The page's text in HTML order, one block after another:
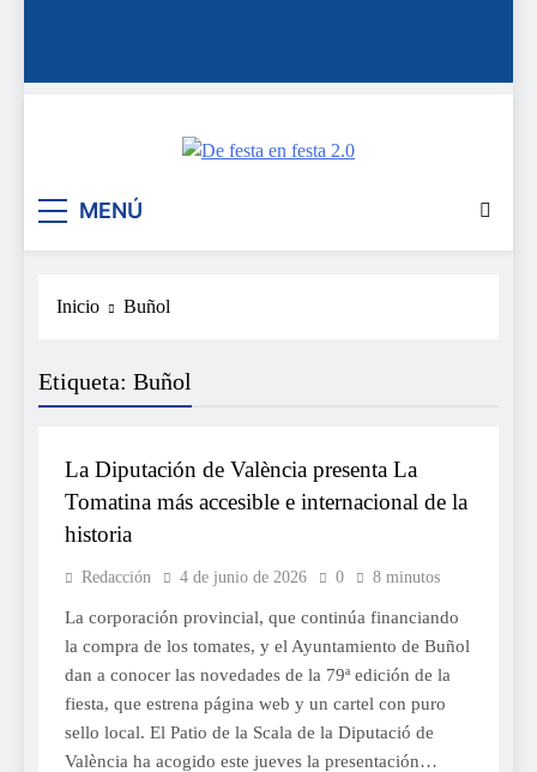
MENÚ
Inicio Buñol
Etiqueta: Buñol
FESTES
La Diputación de València presenta La
Tomatina más accesible e internacional de la
historia
Redacción 4 de junio de 2026 0 8 minutos
La corporación provincial, que continúa financiando
la compra de los tomates, y el Ayuntamiento de Buñol
dan a conocer las novedades de la 79ª edición de la
fiesta, que estrena página web y un cartel con puro
sello local. El Patio de la Scala de la Diputació de
València ha acogido este jueves la presentación…